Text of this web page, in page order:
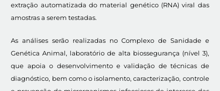
extração automatizada do material genético (RNA) viral das
amostras a serem testadas.
As análises serão realizadas no Complexo de Sanidade e
Genética Animal, laboratório de alta biossegurança (nível 3),
que apoia o desenvolvimento e validação de técnicas de
diagnóstico, bem como o isolamento, caracterização, controle